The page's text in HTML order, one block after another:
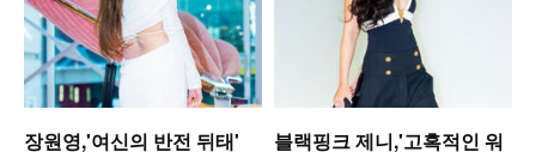
장원영,'여신의 반전 뒤태'
블랙핑크 제니,'고혹적인 워